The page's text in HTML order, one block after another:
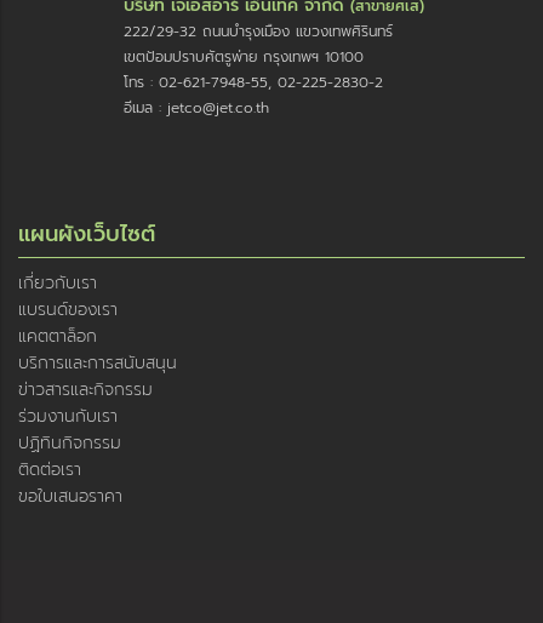
บริษัท เจเอสอาร์ เอ็นเทค จำกัด (สาขายศเส)
222/29-32 ถนนบำรุงเมือง แขวงเทพศิรินทร์
เขตป้อมปราบศัตรูพ่าย กรุงเทพฯ 10100
โทร : 02-621-7948-55, 02-225-2830-2
อีเมล : jetco@jet.co.th
แผนผังเว็บไซต์
เกี่ยวกับเรา
แบรนด์ของเรา
แคตตาล็อก
บริการและการสนับสนุน
ข่าวสารและกิจกรรม
ร่วมงานกับเรา
ปฏิทินกิจกรรม
ติดต่อเรา
ขอใบเสนอราคา